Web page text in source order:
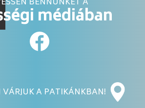
médiában
VÁRJUK A PATIKÁNKBAN!